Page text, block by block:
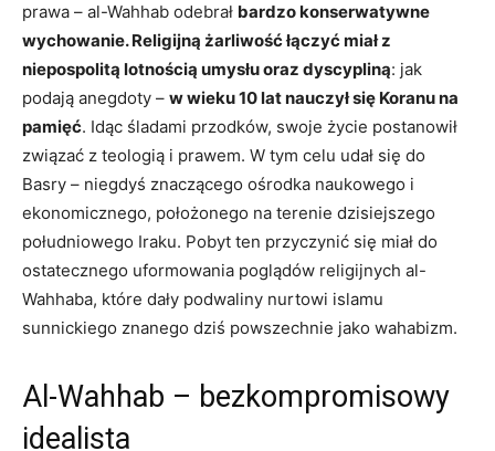
prawa – al-Wahhab odebrał bardzo konserwatywne
wychowanie. Religijną żarliwość łączyć miał z
niepospolitą lotnością umysłu oraz dyscypliną: jak
podają anegdoty – w wieku 10 lat nauczył się Koranu na
pamięć. Idąc śladami przodków, swoje życie postanowił
związać z teologią i prawem. W tym celu udał się do
Basry – niegdyś znaczącego ośrodka naukowego i
ekonomicznego, położonego na terenie dzisiejszego
południowego Iraku. Pobyt ten przyczynić się miał do
ostatecznego uformowania poglądów religijnych al-
Wahhaba, które dały podwaliny nurtowi islamu
sunnickiego znanego dziś powszechnie jako wahabizm.
Al-Wahhab – bezkompromisowy
idealista